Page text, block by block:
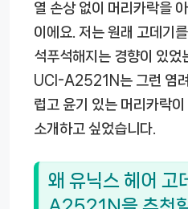
열 손상 없이 머리카락을
이에요. 저는 원래 고데기
석푸석해지는 경향이 있었
UCI-A2521N 는 그런 염
럽고 윤기 있는 머리카락
소개하고 싶었습니다.
왜 유닉스 헤어 고